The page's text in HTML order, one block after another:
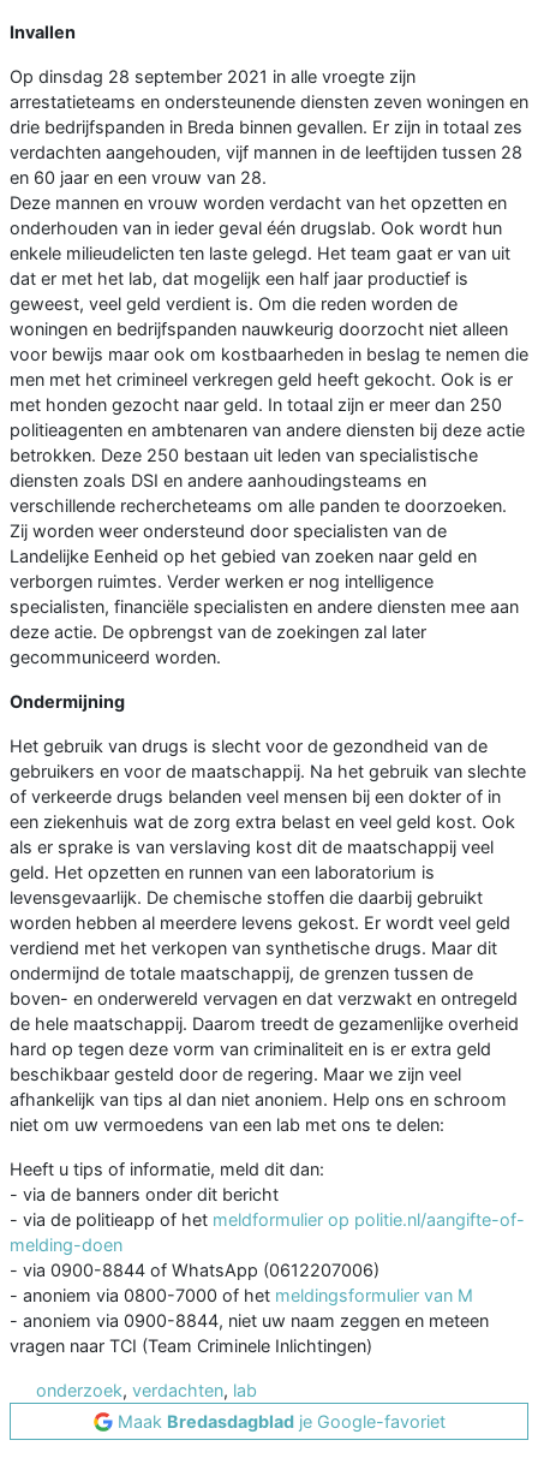
Invallen
Op dinsdag 28 september 2021 in alle vroegte zijn
arrestatieteams en ondersteunende diensten zeven woningen en
drie bedrijfspanden in Breda binnen gevallen. Er zijn in totaal zes
verdachten aangehouden, vijf mannen in de leeftijden tussen 28
en 60 jaar en een vrouw van 28.
Deze mannen en vrouw worden verdacht van het opzetten en
onderhouden van in ieder geval één drugslab. Ook wordt hun
enkele milieudelicten ten laste gelegd. Het team gaat er van uit
dat er met het lab, dat mogelijk een half jaar productief is
geweest, veel geld verdient is. Om die reden worden de
woningen en bedrijfspanden nauwkeurig doorzocht niet alleen
voor bewijs maar ook om kostbaarheden in beslag te nemen die
men met het crimineel verkregen geld heeft gekocht. Ook is er
met honden gezocht naar geld. In totaal zijn er meer dan 250
politieagenten en ambtenaren van andere diensten bij deze actie
betrokken. Deze 250 bestaan uit leden van specialistische
diensten zoals DSI en andere aanhoudingsteams en
verschillende rechercheteams om alle panden te doorzoeken.
Zij worden weer ondersteund door specialisten van de
Landelijke Eenheid op het gebied van zoeken naar geld en
verborgen ruimtes. Verder werken er nog intelligence
specialisten, financiële specialisten en andere diensten mee aan
deze actie. De opbrengst van de zoekingen zal later
gecommuniceerd worden.
Ondermijning
Het gebruik van drugs is slecht voor de gezondheid van de
gebruikers en voor de maatschappij. Na het gebruik van slechte
of verkeerde drugs belanden veel mensen bij een dokter of in
een ziekenhuis wat de zorg extra belast en veel geld kost. Ook
als er sprake is van verslaving kost dit de maatschappij veel
geld. Het opzetten en runnen van een laboratorium is
levensgevaarlijk. De chemische stoffen die daarbij gebruikt
worden hebben al meerdere levens gekost. Er wordt veel geld
verdiend met het verkopen van synthetische drugs. Maar dit
ondermijnd de totale maatschappij, de grenzen tussen de
boven- en onderwereld vervagen en dat verzwakt en ontregeld
de hele maatschappij. Daarom treedt de gezamenlijke overheid
hard op tegen deze vorm van criminaliteit en is er extra geld
beschikbaar gesteld door de regering. Maar we zijn veel
afhankelijk van tips al dan niet anoniem. Help ons en schroom
niet om uw vermoedens van een lab met ons te delen:
Heeft u tips of informatie, meld dit dan:
- via de banners onder dit bericht
- via de politieapp of het meldformulier op politie.nl/aangifte-of-
melding-doen
- via 0900-8844 of WhatsApp (0612207006)
- anoniem via 0800-7000 of het meldingsformulier van M
- anoniem via 0900-8844, niet uw naam zeggen en meteen
vragen naar TCI (Team Criminele Inlichtingen)
onderzoek, verdachten, lab
Maak Bredasdagbladje Google-favoriet